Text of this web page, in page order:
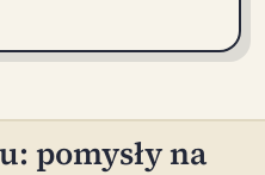
pomysły na